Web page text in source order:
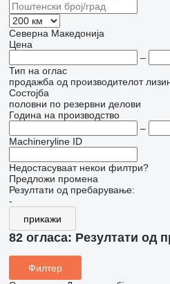
Северна Македонија
Цена
–
Тип на оглас
продажба од производителот
Состојба
половни по резервни делови
Година на производство
–
Machineryline ID
Недостасуваат некои филтри?
Предложи промена
Резултати од пребарување:
-
прикажи
82 огласа: Резултати од
Филтер